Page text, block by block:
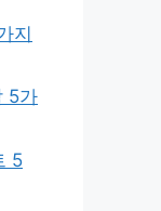
지
5가
5